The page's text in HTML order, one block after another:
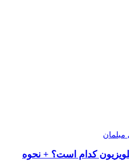
کدام است؟ + نحوه